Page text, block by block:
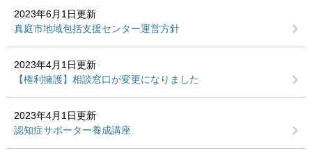
2023年6月1日更新
真庭市地域包括支援センター運営方針
2023年4月1日更新
【権利擁護】相談窓口が変更になりました
2023年4月1日更新
認知症サポーター養成講座